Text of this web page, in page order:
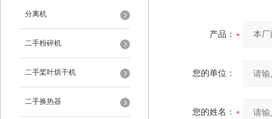
分离机
二手粉碎机
二手桨叶烘干机
二手换热器
产品：
您的单位：
您的姓名：